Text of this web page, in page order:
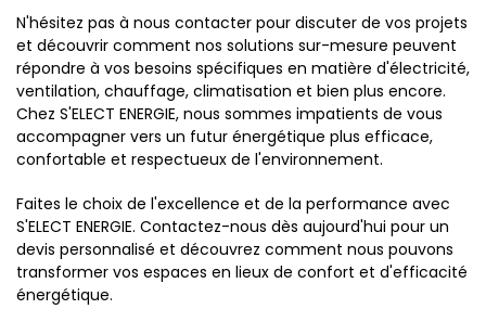
N'hésitez pas à nous contacter pour discuter de vos projets
et découvrir comment nos solutions sur-mesure peuvent
répondre à vos besoins spécifiques en matière d'électricité,
ventilation, chauffage, climatisation et bien plus encore.
Chez S'ELECT ENERGIE, nous sommes impatients de vous
accompagner vers un futur énergétique plus efficace,
confortable et respectueux de l'environnement.
Faites le choix de l'excellence et de la performance avec
S'ELECT ENERGIE. Contactez-nous dès aujourd'hui pour un
devis personnalisé et découvrez comment nous pouvons
transformer vos espaces en lieux de confort et d'efficacité
énergétique.